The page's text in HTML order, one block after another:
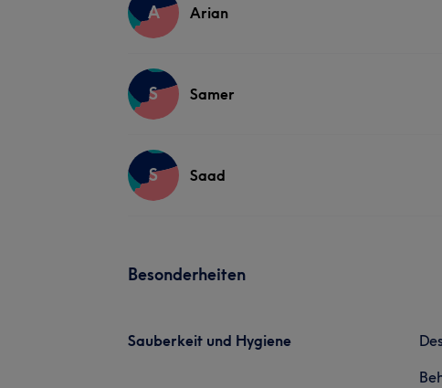
A Arian
S Samer
S Saad
Besonderheiten
Sauberkeit und Hygiene